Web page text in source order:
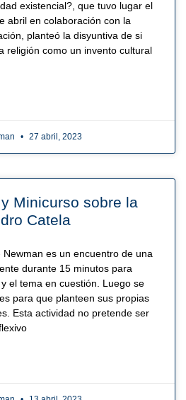
existencial?, que tuvo lugar el
abril en colaboración con la
planteó la disyuntiva de si
religión como un invento cultural
27 abril, 2023
Minicurso sobre la
Catela
Newman es un encuentro de una
durante 15 minutos para
el tema en cuestión. Luego se
para que planteen sus propias
Esta actividad no pretende ser